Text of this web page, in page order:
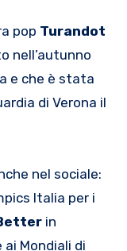
pop Turandot
nell’autunno
e che è stata
di Verona il
nel sociale:
Italia per i
in
Mondiali di